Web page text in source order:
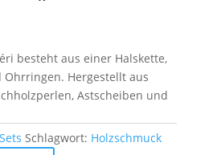
besteht aus einer Halskette,
Hergestellt aus
Astscheiben und
Schlagwort: Holzschmuck